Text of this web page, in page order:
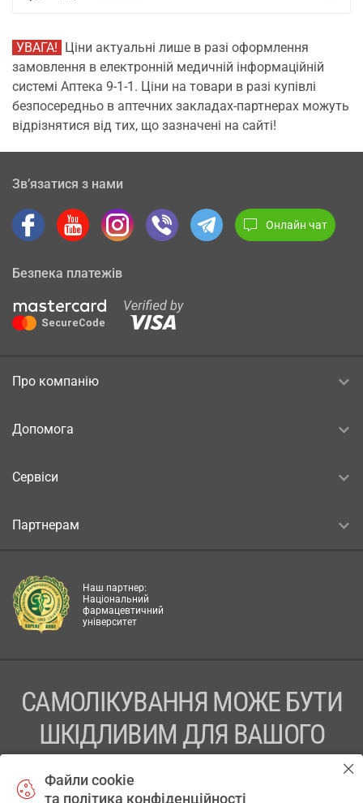
УВАГА! Ціни актуальні лише в разі оформлення
замовлення в електронній медичній інформаційній
системі Аптека 9-1-1. Ціни на товари в разі купівлі
безпосередньо в аптечних закладах-партнерах можуть
відрізнятися від тих, що зазначені на сайті!
Зв’язатися з нами
Онлайн чат
Безпека платежів
Про компанію
Допомога
Сервіси
Партнерам
Наш партнер:
Національний
фармацевтичний
університет
САМОЛІКУВАННЯ МОЖЕ БУТИ
ШКІДЛИВИМ ДЛЯ ВАШОГО
Файли cookie
та політика конфіденційності